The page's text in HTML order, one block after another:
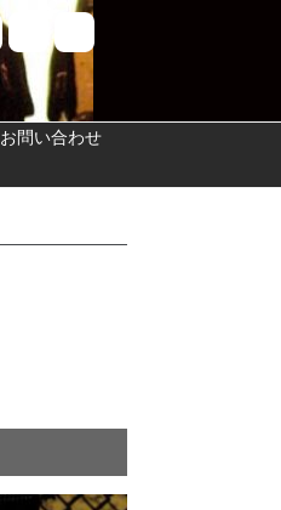
お問い合わせ